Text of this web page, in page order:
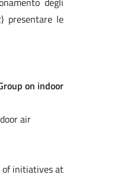
presentare le
on indoor
air
of initiatives at